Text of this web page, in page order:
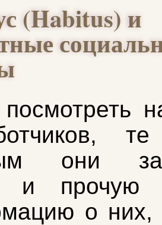
(Habitus) и
они
и прочую
о них,